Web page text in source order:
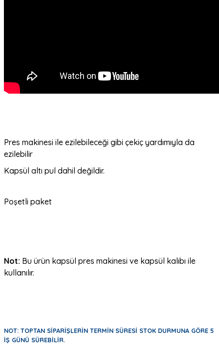
Pres makinesi ile ezilebileceği gibi çekiç yardımıyla da
ezilebilir
Kapsül altı pul dahil değildir.
Poşetli paket
Not: Bu ürün kapsül pres makinesi ve kapsül kalıbı ile
kullanılır.
NOT: TOPTAN SİPARİŞLERİN TERMİN SÜRESİ STOK DURMUNA GÖRE 5
İŞ GÜNÜ SÜREBİLİR.